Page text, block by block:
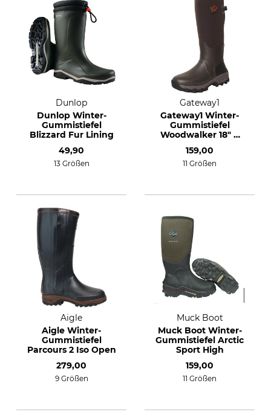
Dunlop
Dunlop Winter-
Gummistiefel
Blizzard Fur Lining
49,90
13 Größen
Gateway1
Gateway1 Winter-
Gummistiefel
Woodwalker 18" 4
159,00
11 Größen
Aigle
Aigle Winter-
Gummistiefel
Parcours 2 Iso Open
279,00
9 Größen
Muck Boot
Muck Boot Winter-
Gummistiefel Arctic
Sport High
159,00
11 Größen